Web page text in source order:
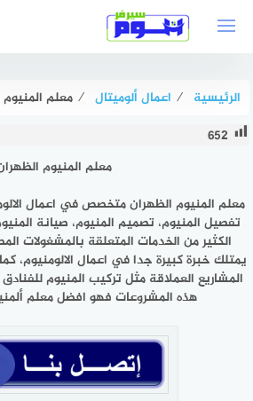
الرئيسية ⁄ اعمال ألوميتال ⁄ معلم المنيوم الظهران .
652
معلم المنيوم
معلم المنيوم الظهران متخصص في اعمال
تفصيل المنيوم، تصميم المنيوم، صيانة
الكثير من الخدمات المتعلقة بالمشغولات
يمتلك خبرة كبيرة جدا في اعمال الالومنيوم،
المشاريع العملاقة مثل تركيب المنيوم
هذه المشروعات فهو افضل معلم